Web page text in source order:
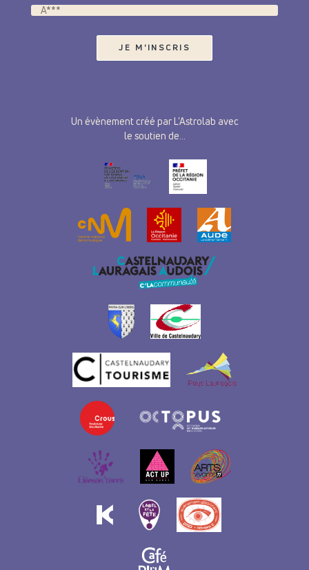
Un évènement créé par L'Astrolab avec
le soutien de...